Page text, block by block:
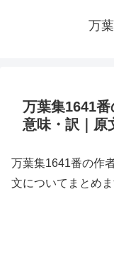
万
万葉集1641番
意味・訳｜原
万葉集1641番の作
文についてまとめま